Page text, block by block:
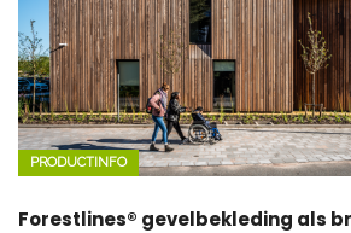
PRODUCTINFO
Forestlines® gevelbekleding als